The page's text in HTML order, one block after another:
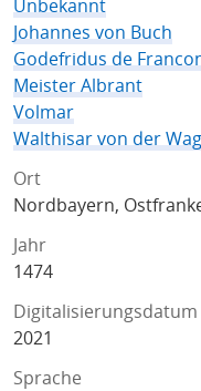
Unbekannt
Johannes von Buch
Godefridus de
Meister Albrant
Volmar
Walthisar von der
Ort
Nordbayern,
Jahr
1474
Digitalisierungsdatum
2021
Sprache